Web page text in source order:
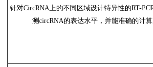
针对CircRNA上的不同区域设计特异性的RT-
测circRNA的表达水平，并能准确的计算